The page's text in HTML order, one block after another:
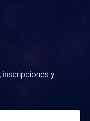
inscripciones y